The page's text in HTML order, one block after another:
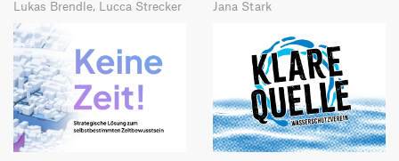
Lukas Brendle, Lucca Strecker Jana Stark